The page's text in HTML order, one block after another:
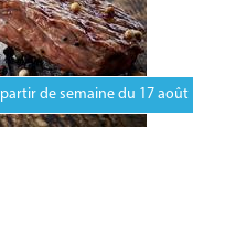
de semaine du 17 août